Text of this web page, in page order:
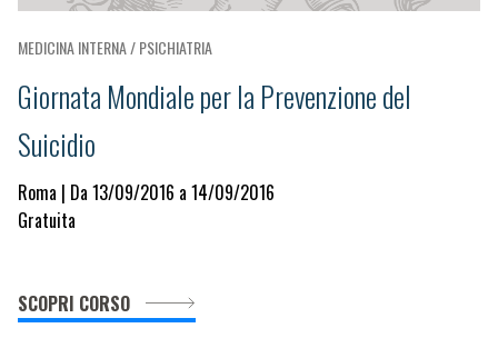
MEDICINA INTERNA / PSICHIATRIA
Giornata Mondiale per la Prevenzione del
Suicidio
Roma | Da 13/09/2016 a 14/09/2016
Gratuita
SCOPRI CORSO